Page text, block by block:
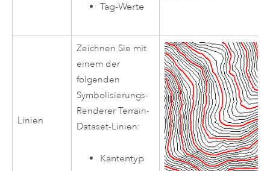
Tag-Werte
Linien
Zeichnen Sie mit
einem der
folgenden
Symbolisierungs-
Renderer Terrain-
Dataset-Linien:
Kantentyp